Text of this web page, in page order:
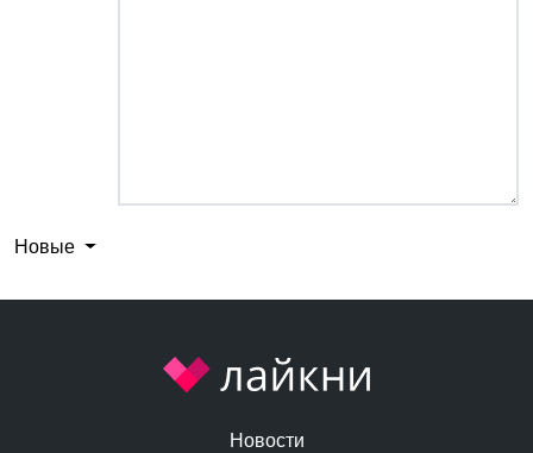
Новые
Новости